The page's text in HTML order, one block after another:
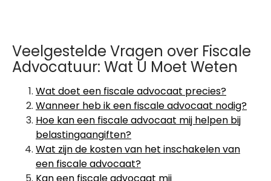
Veelgestelde Vragen over Fiscale
Advocatuur: Wat U Moet Weten
Wat doet een fiscale advocaat precies?
Wanneer heb ik een fiscale advocaat nodig?
Hoe kan een fiscale advocaat mij helpen bij
belastingaangiften?
Wat zijn de kosten van het inschakelen van
een fiscale advocaat?